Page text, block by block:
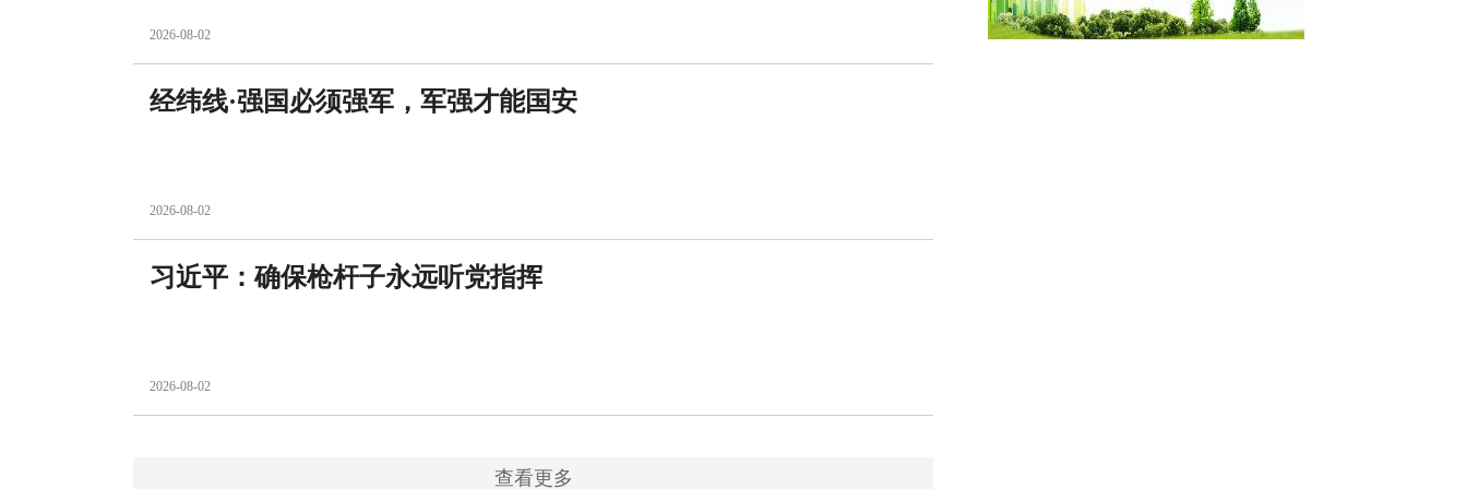
2026-08-02
经纬线·强国必须强军，军强才能国安
2026-08-02
习近平：确保枪杆子永远听党指挥
2026-08-02
查看更多